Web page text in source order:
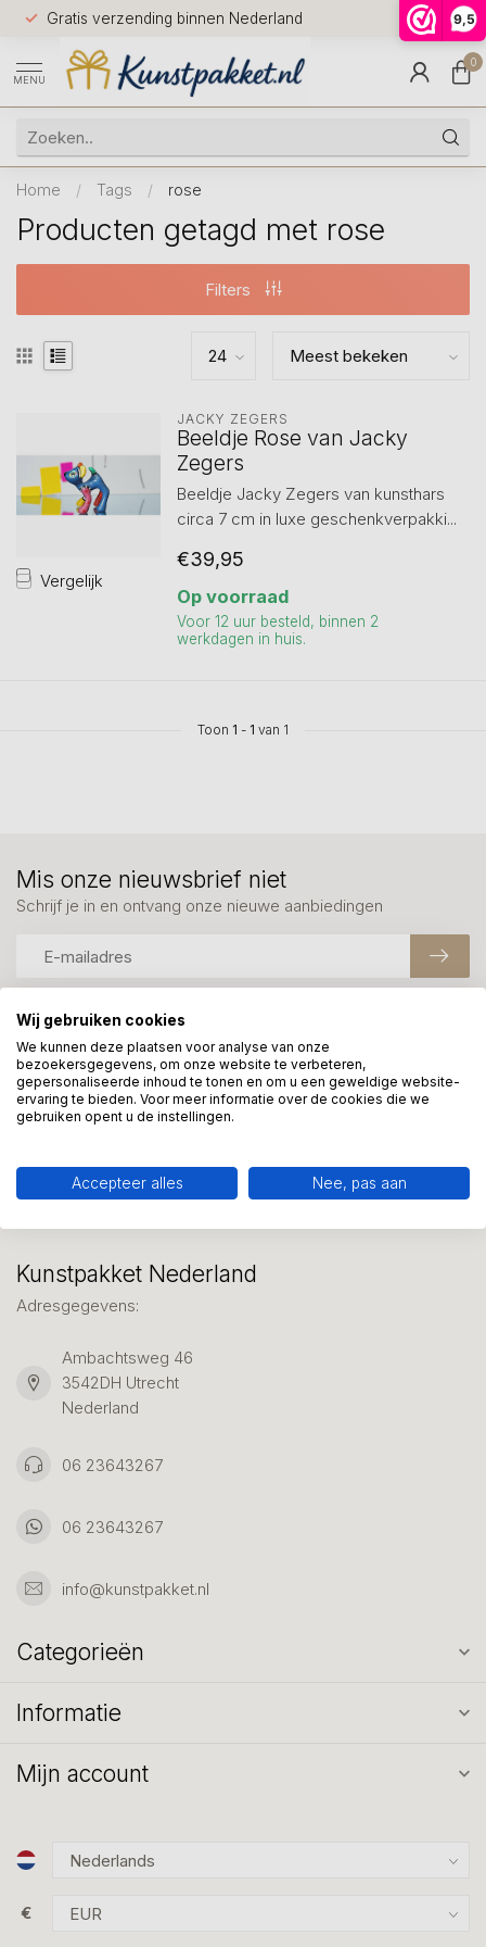
9,5
Gratis verzending binnen Nederland
Voor
huis
9.5
MENU
0
Home / Tags / rose
Producten getagd met rose
Filters
Vergelijk
JACKY ZEGERS
Beeldje Rose van Jacky
Zegers
Beeldje Jacky Zegers van kunsthars
circa 7 cm in luxe geschenkverpakki...
€39,95
Op voorraad
Voor 12 uur besteld, binnen 2
werkdagen in huis.
Toon 1 - 1 van 1
Meer informatie?
We helpen graag met uw keuze of geven advies, bel of app
ons 7 dagen per week: 06-23643267
Mis onze nieuwsbrief niet
Schrijf je in en ontvang onze nieuwe aanbiedingen
Kunstpakket Nederland
Adresgegevens:
Ambachtsweg 46
3542DH Utrecht
Nederland
06 23643267
06 23643267
info@kunstpakket.nl
Categorieën
Informatie
Mijn account
€
Wij gebruiken cookies
We kunnen deze plaatsen voor analyse van onze
bezoekersgegevens, om onze website te verbeteren,
gepersonaliseerde inhoud te tonen en om u een geweldige website-
ervaring te bieden. Voor meer informatie over de cookies die we
gebruiken opent u de instellingen.
Accepteer alles Nee, pas aan